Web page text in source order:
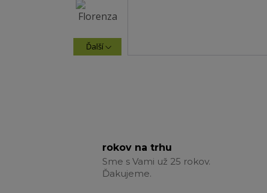
Ďalší
rokov na trhu
Sme s Vami už 25 rokov.
Ďakujeme.